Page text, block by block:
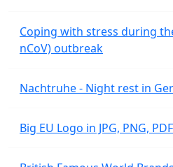
Coping with stress during
nCoV) outbreak
Nachtruhe - Night rest in
Big EU Logo in JPG, PNG,